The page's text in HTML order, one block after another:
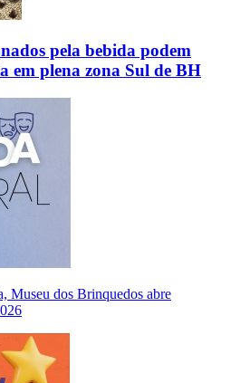
pela bebida podem
em plena zona Sul de BH
Museu dos Brinquedos abre